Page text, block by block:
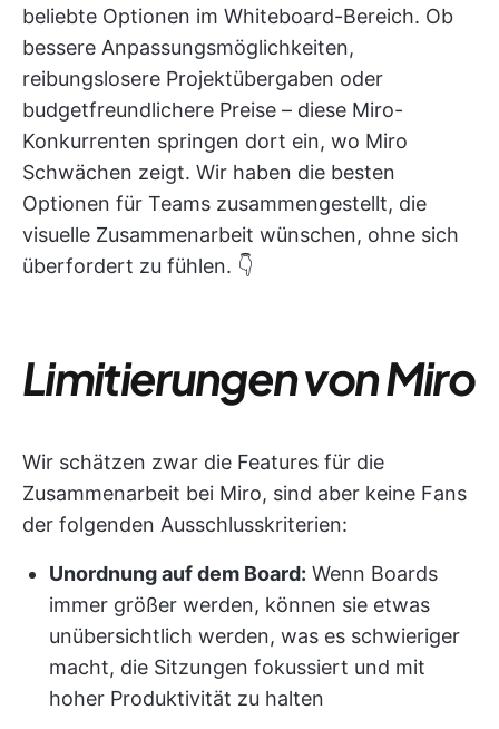
beliebte Optionen im Whiteboard-Bereich. Ob
bessere Anpassungsmöglichkeiten,
reibungslosere Projektübergaben oder
budgetfreundlichere Preise – diese Miro-
Konkurrenten springen dort ein, wo Miro
Schwächen zeigt. Wir haben die besten
Optionen für Teams zusammengestellt, die
visuelle Zusammenarbeit wünschen, ohne sich
überfordert zu fühlen. 👇
Limitierungen von Miro
Wir schätzen zwar die Features für die
Zusammenarbeit bei Miro, sind aber keine Fans
der folgenden Ausschlusskriterien:
Unordnung auf dem Board: Wenn Boards
immer größer werden, können sie etwas
unübersichtlich werden, was es schwieriger
macht, die Sitzungen fokussiert und mit
hoher Produktivität zu halten